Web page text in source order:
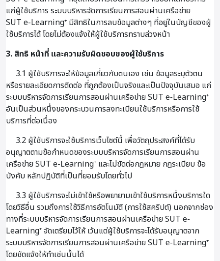
แก่ผู้ใช้บริการ ระบบบริหารจัดการเรียนการสอนผ่านเครือข่าย
SUT e-Learning⁺ มีสิทธิในการลบข้อมูลต่างๆ ที่อยู่ในบัญชีของผู้
ใช้บริการได้ โดยไม่ต้องแจ้งให้ผู้ใช้บริการทราบล่วงหน้า
3. สิทธิ หน้าที่ และความรับผิดชอบของผู้ใช้บริการ
3.1 ผู้ใช้บริการจะให้ข้อมูลเกี่ยวกับตนเอง เช่น ข้อมูลระบุตัวตน
หรือรายละเอียดการติดต่อ ที่ถูกต้องเป็นจริงและเป็นปัจจุบันเสมอ แก่
ระบบบริหารจัดการเรียนการสอนผ่านเครือข่าย SUT e-Learning⁺
อันเป็นส่วนหนึ่งของกระบวนการลงทะเบียนใช้บริการหรือการใช้
บริการที่ต่อเนื่อง
3.2 ผู้ใช้บริการจะใช้บริการเว็บไซต์นี้ เพื่อวัตถุประสงค์ที่ได้รับ
อนุญาตตามข้อกำหนดของระบบบริหารจัดการเรียนการสอนผ่าน
เครือข่าย SUT e-Learning⁺ และไม่ขัดต่อกฎหมาย กฎระเบียบ ข้อ
บังคับ หลักปฏิบัติที่เป็นที่ยอมรับโดยทั่วไป
3.3 ผู้ใช้บริการจะไม่เข้าใช้หรือพยายามเข้าใช้บริการหนึ่งบริการใด
โดยวิธีอื่น รวมถึงการใช้วิธีการอัตโนมัติ (การใช้สคริปต์) นอกจากช่อง
ทางที่ระบบบริหารจัดการเรียนการสอนผ่านเครือข่าย SUT e-
Learning⁺ จัดเตรียมไว้ให้ เว้นแต่ผู้ใช้บริการจะได้รับอนุญาตจาก
ระบบบริหารจัดการเรียนการสอนผ่านเครือข่าย SUT e-Learning⁺
โดยชัดแจ้งให้ทำเช่นนั้นได้